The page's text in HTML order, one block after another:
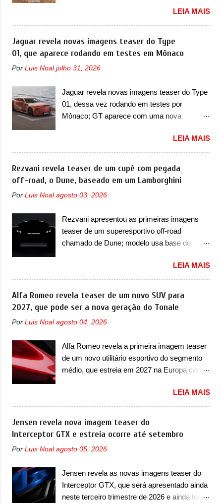
segmento ainda continua bastante vivo (e
com várias opções). Em termos de design, a
Xia se destaca por trazer uma dianteira com
faróis retangulares e inclinados. Os faróis
possuem projetores em LED e uma parte
na parte superior dos faróis. Essas luzes se
conectam entre si por meio de uma barra em
LED que passa abaixo da barra prateada que
lançamento de uma configuração mais
simples para os interessados no 9X, na
China. O SUV topo de linha da marca poderá
ser vendido com uma opção de cinco
configuração de lançamento do SUV, de seis
(2+2+2). Agora, o maior SUV da marca será
vendido com uma configuração padrão, de
cinco lugares (2+3), que entrou em regime de
lançamento para breve. Além disso, a marca
divulgou as primeiras imagens do interior
com a nova configuração. A principal
mudança fica por conta da segunda fila de
bancos, que perde as poltronas individuais
lugares. Ao mesmo tempo, o SUV possui um
assento do meio que pode reclinar e nele
existe dois espaços de recarga por indução
LEIA MAIS
Jaguar revela novas imagens teaser do Type
01, que aparece rodando em testes em Mônaco
Por Luis Noal julho 31, 2026
Jaguar revela novas imagens teaser do Type
01, dessa vez rodando em testes por
Mônaco; GT aparece com uma nova
apresentou as novas imagens teaser do Type
01 em testes pelas ruas de Mônaco. O
modelo continua rodando em testes e chegou
no principado para o E-Prix de Fórmula E,
como apoio a equipe da Jaguar na
competição. O elétrico aproveitou para
cidade-estado como a Sainte-Dévote, Praça
do Cassino e La Rascasse. Para ir a
Mônaco, a marca inglesa apresentou uma
uma interpretação artística com o combinado
de traços monolíticos retos e circulares. O
desenvolvimento do modelo ainda continua
acontecendo e a marca fala que, em relação
ao I-Pace (primeiro elétrico da Jaguar), o
aprimoramentos pelas tecnologias
comprovadas nas pistas pela equipe campeã
mundial de carros elétricos. A marca
LEIA MAIS
Rezvani revela teaser de um cupê com pegada
off-road, o Dune, baseado em um Lamborghini
Por Luis Noal agosto 03, 2026
Rezvani apresentou as primeiras imagens
teaser de um superesportivo off-road
chamado de Dune; modelo usa base do
Rezvani apresentou as primeiras imagens
teaser de um novo superesportivo que vai
oferecer aos seus consumidores. Trata-se do
Dune, um cupê superesportivo que terá uma
proposta off-road assim como outros
esportivos recentemente tiveram, como o
Huracán Sterrato. E o modelo italiano tem
grande parte no desenvolvimento do Dune.
Baseado no Huracán, o Dune nasce com
apresentou com o Sterrato, mas com um
design ainda mais Mad Max – algo
característico da Rezvani. Junto com as
imagens, a marca já confirmou que o Dune
será um carro muito exclusivo. Ao todo,
para todo mundo, ou seja, limitado demais.
Ele será equipado com um motor V10
Supercharger capaz de desenvolver cerca de
LEIA MAIS
Alfa Romeo revela teaser de um novo SUV para
2027, que pode ser a nova geração do Tonale
Por Luis Noal agosto 04, 2026
Alfa Romeo revela a primeira imagem teaser
de um novo utilitário esportivo do segmento
médio, que estreia em 2027 na Europa com
revelou a primeira imagem teaser de um
novo utilitário esportivo da marca italiana,
previsto para ser lançado em meados de
2027. O novo modelo não tem nome ou se é
que poderia acontecer. Sabe-se apenas que
porte médio (C) e que seu lançamento foi
confirmado durante a Mesa Redonda
Nacional da Indústria Automotiva, organizada
LEIA MAIS
Jensen revela nova imagem teaser do
Interceptor GTX e estreia ocorre até setembro
Por Luis Noal agosto 05, 2026
Jensen revela as novas imagens teaser do
Interceptor GTX, que será apresentado ainda
neste terceiro trimestre de 2026 e ainda terá